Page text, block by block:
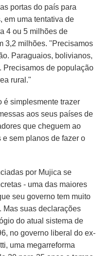
portas do país para
em uma tentativa de
4 ou 5 milhões de
3,2 milhões. "Precisamos
Paraguaios, bolivianos,
Precisamos de população
rural."
é simplesmente trazer
aos seus países de
que cheguem ao
sem planos de fazer o
por Mujica se
- uma das maiores
seu governo tem muito
Mas suas declarações
do atual sistema de
no governo liberal do ex-
uma megarreforma